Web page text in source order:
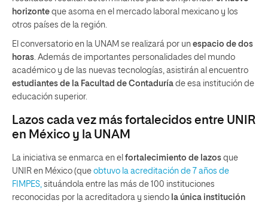
horizonte que asoma en el mercado laboral mexicano y los
otros países de la región.
El conversatorio en la UNAM se realizará por un espacio de dos
horas. Además de importantes personalidades del mundo
académico y de las nuevas tecnologías, asistirán al encuentro
estudiantes de la Facultad de Contaduría de esa institución de
educación superior.
Lazos cada vez más fortalecidos entre UNIR
en México y la UNAM
La iniciativa se enmarca en el fortalecimiento de lazos que
UNIR en México (que obtuvo la acreditación de 7 años de
FIMPES, situándola entre las más de 100 instituciones
reconocidas por la acreditadora y siendo la única institución